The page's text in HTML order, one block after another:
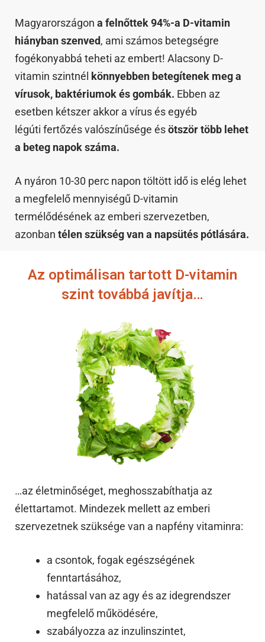
Magyarországon a felnőttek 94%-a D-vitamin
hiányban szenved, ami számos betegségre
fogékonyabbá teheti az embert! Alacsony D-
vitamin szintnél könnyebben betegítenek meg a
vírusok, baktériumok és gombák. Ebben az
esetben kétszer akkor a vírus és egyéb
légúti fertőzés valószínűsége ésötször több lehet
a beteg napok száma.
A nyáron 10-30 perc napon töltött idő is elég lehet
a megfelelő mennyiségű D-vitamin
termélődésének az emberi szervezetben,
azonban télen szükség van a napsütés pótlására.
Az optimálisan tartott D-vitamin
szint továbbá javítja…
…az életminőséget, meghosszabíthatja az
élettartamot. Mindezek mellett az emberi
szervezetnek szüksége van a napfény vitaminra:
a csontok, fogak egészségének
fenntartásához,
hatással van az agy és az idegrendszer
megfelelő működésére,
szabályozza az inzulinszintet,